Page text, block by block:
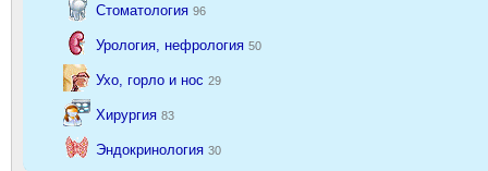
Стоматология 96
Урология, нефрология 50
Ухо, горло и нос 29
Хирургия 83
Эндокринология 30